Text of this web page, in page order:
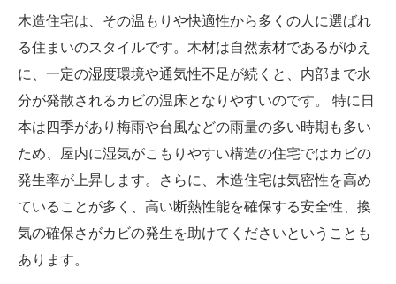
木造住宅は、その温もりや快適性から多くの人に選ばれ
る住まいのスタイルです。木材は自然素材であるがゆえ
に、一定の湿度環境や通気性不足が続くと、内部まで水
分が発散されるカビの温床となりやすいのです。 特に日
本は四季があり梅雨や台風などの雨量の多い時期も多い
ため、屋内に湿気がこもりやすい構造の住宅ではカビの
発生率が上昇します。さらに、木造住宅は気密性を高め
ていることが多く、高い断熱性能を確保する安全性、換
気の確保さがカビの発生を助けてくださいということも
あります。